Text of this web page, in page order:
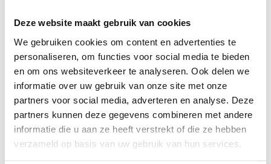
Deze website maakt gebruik van cookies
We gebruiken cookies om content en advertenties te
personaliseren, om functies voor social media te bieden
en om ons websiteverkeer te analyseren. Ook delen we
informatie over uw gebruik van onze site met onze
partners voor social media, adverteren en analyse. Deze
partners kunnen deze gegevens combineren met andere
informatie die u aan ze heeft verstrekt of die ze hebben
verzameld op basis van uw gebruik van hun services.
Beoordelingen (0)
Schroeven met bolle kop en zaaggleuf din 96
staal verzinkt. Verpakt per 200 stuks. Maat:
4,0 mm breed x 50 mm lang.